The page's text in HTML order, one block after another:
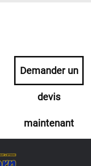
Demander un
devis
maintenant